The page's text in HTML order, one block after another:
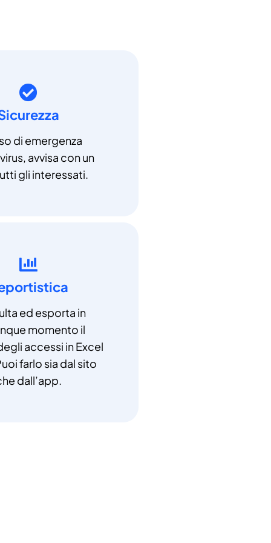
di emergenza
avvisa con un
gli interessati.
ed esporta in
momento il
accessi in Excel
farlo sia dal sito
dall’app.